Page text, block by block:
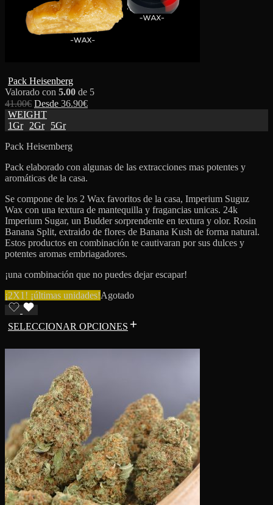
Pack Heisenberg
Valorado con 5.00 de 5
41.00€ Desde 36.90€
WEIGHT
1Gr
2Gr
5Gr
Pack Heisemberg
Pack elaborado con algunas de las extracciones mas potentes y
aromáticas de la casa.
Se compone de los 2 Wax favoritos de la casa, Imperium Suguz
Wax con una textura de mantequilla y fragancias unicas. 24k
Imperium Sugar, un Budder sorprendente en textura y olor. Rosin
Banana Split, extraido de flores de Banana Kush de forma natural.
Estos productos en combinación te cautivaran por sus dulces y
potentes aromas embriagadores.
¡una combinación que no puedes dejar escapar!
¡2X1! ¡últimas unidades!Agotado
SELECCIONAR OPCIONES